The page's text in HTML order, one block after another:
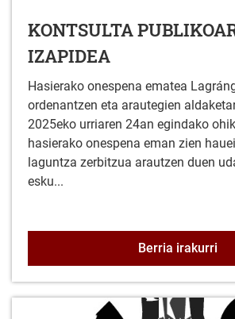
KONTSULTA
IZAPIDEA
Hasierako onespena ematea
ordenantzen eta arautegien
2025eko urriaren 24an egindako
hasierako onespena eman zien
laguntza zerbitzua arautzen duen
esku...
Berria irakurri